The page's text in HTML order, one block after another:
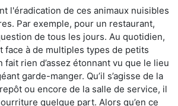
l'éradication de ces animaux nuisibles
Par exemple, pour un restaurant,
de tous les jours. Au quotidien,
face à de multiples types de petits
fait rien d’assez étonnant vu que le lieu
garde-manger. Qu’il s’agisse de la
ou encore de la salle de service, il
quelque part. Alors qu’en ce